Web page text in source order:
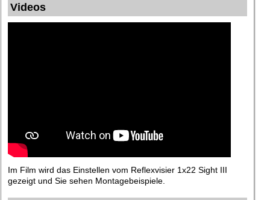
Videos
Im Film wird das Einstellen vom Reflexvisier 1x22 Sight III
gezeigt und Sie sehen Montagebeispiele.